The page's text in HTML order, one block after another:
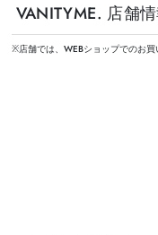
VANITYME. 店舗
※店舗では、WEBショップでのお買